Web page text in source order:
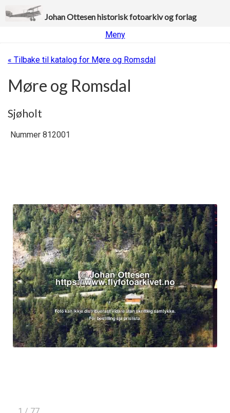
Johan Ottesen historisk fotoarkiv og forlag
Meny
« Tilbake til katalog for Møre og Romsdal
Møre og Romsdal
Sjøholt
Nummer 812001